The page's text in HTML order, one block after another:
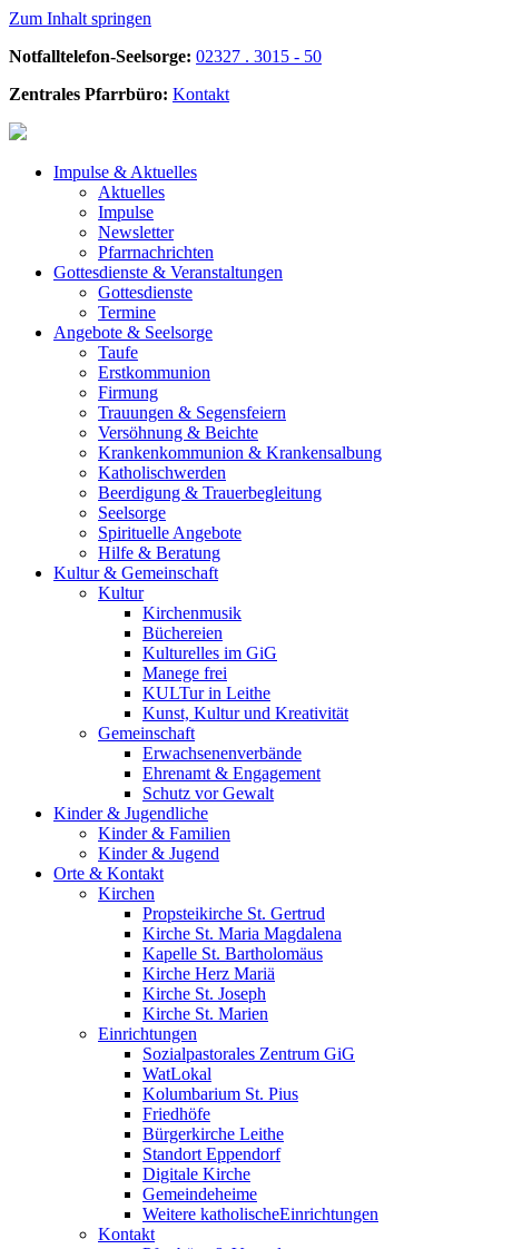
Zum Inhalt springen
Notfalltelefon-Seelsorge: 02327 . 3015 - 50
Zentrales Pfarrbüro: Kontakt
Impulse & Aktuelles
Aktuelles
Impulse
Newsletter
Pfarrnachrichten
Gottesdienste & Veranstaltungen
Gottesdienste
Termine
Angebote & Seelsorge
Taufe
Erstkommunion
Firmung
Trauungen & Segensfeiern
Versöhnung & Beichte
Krankenkommunion & Krankensalbung
Katholischwerden
Beerdigung & Trauerbegleitung
Seelsorge
Spirituelle Angebote
Hilfe & Beratung
Kultur & Gemeinschaft
Kultur
Kirchenmusik
Büchereien
Kulturelles im GiG
Manege frei
KULTur in Leithe
Kunst, Kultur und Kreativität
Gemeinschaft
Erwachsenenverbände
Ehrenamt & Engagement
Schutz vor Gewalt
Kinder & Jugendliche
Kinder & Familien
Kinder & Jugend
Orte & Kontakt
Kirchen
Propsteikirche St. Gertrud
Kirche St. Maria Magdalena
Kapelle St. Bartholomäus
Kirche Herz Mariä
Kirche St. Joseph
Kirche St. Marien
Einrichtungen
Sozialpastorales Zentrum GiG
WatLokal
Kolumbarium St. Pius
Friedhöfe
Bürgerkirche Leithe
Standort Eppendorf
Digitale Kirche
Gemeindeheime
Weitere katholische­­Einrichtungen
Kontakt